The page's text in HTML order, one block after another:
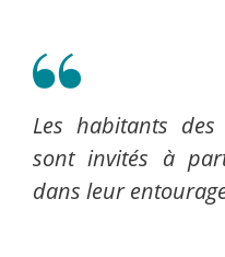
Les habitants des
sont invités à
dans leur